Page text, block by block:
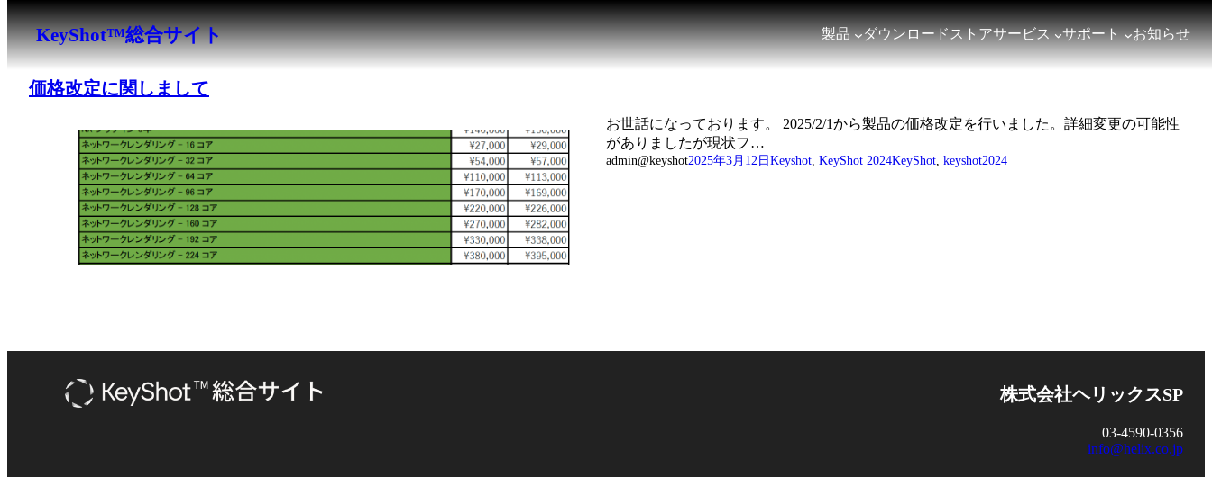
内
容
を
KeyShot™総合サイト 製品 ダウンロードストアサービス サポート お知らせ
価格改定に関しまして
お世話になっております。 2025/2/1から製品の価格改定を行いました。詳細変更の可能性
がありましたが現状フ…
admin@keyshot2025年3月12日 Keyshot, KeyShot 2024KeyShot, keyshot2024
株式会社ヘリックスSP
03-4590-0356
info@helix.co.jp